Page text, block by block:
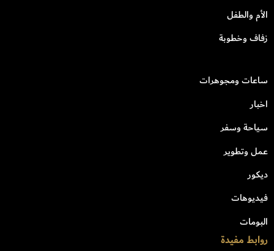
الأم والطفل
زفاف وخطوبة
ساعات ومجوهرات
اخبار
سياحة وسفر
عمل وتطوير
ديكور
فيديوهات
البومات
روابط مفيدة